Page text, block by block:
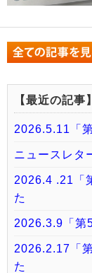
【最近の記事】
2026.5.11「
ニュースレタ
2026.4 .21「
た
2026.3.9「第
2026.2.17「
た